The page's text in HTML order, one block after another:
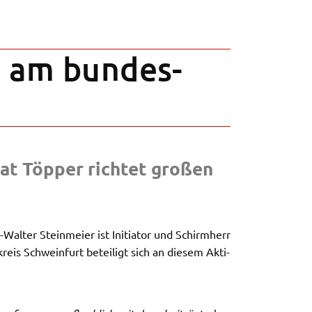
bundes­
Töpper rich­tet großen
Stein­mei­er ist Initia­tor und Schirm­herr
Schwein­furt betei­ligt sich an diesem Akti­